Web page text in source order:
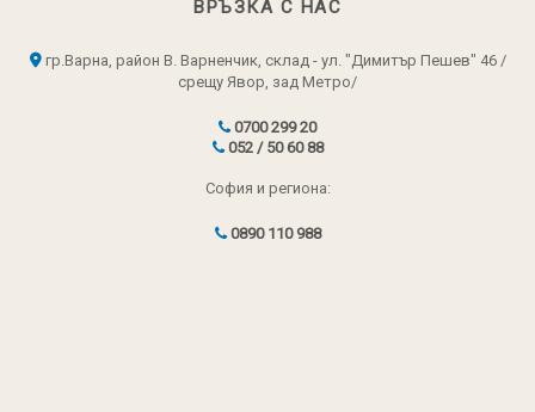
ВРЪЗКА С НАС
гр.Варна, район В. Варненчик, склад - ул. "Димитър Пешев" 46 /
срещу Явор, зад Метро/
0700 299 20
052 / 50 60 88
София и региона:
0890 110 988